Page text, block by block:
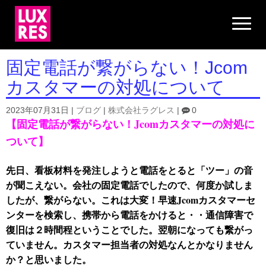
N
a
i
a
o
固定電話が繋がらない！Jcom
カスタマーの対処について
2023年07月31日 ブログ 株式会社ラグレス 0
【固定電話が繋がらない！Jcomカスタマーの対処に
ついて】
先日、看板材料を発注しようと電話をとると「ツー」の音
が聞こえない。会社の固定電話でしたので、何度か試しま
したが、繋がらない。これは大変！早速Jcomカスタマーセ
ンターを検索し、携帯から電話をかけると・・通信障害で
復旧は２時間程ということでした。翌朝になっても繋がっ
ていません。カスタマー担当者の対処なんとかなりません
か？と思いました。